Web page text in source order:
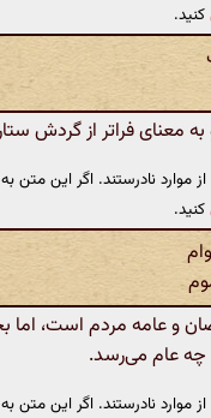
کنید.
معنای فراتر از گردش
نادرستند. اگر این متن به
کنید.
و عامه مردم است،
نادرستند. اگر این متن به